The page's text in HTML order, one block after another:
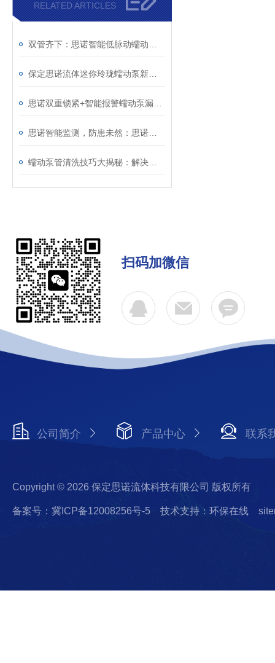
RELATED ARTICLES
扫码加微信
公司简介 产品中心 联系
Copyright © 2026 保定思诺流体科技有限公司 版权所有
备案号：冀ICP备12008256号-5 技术支持：环保在线